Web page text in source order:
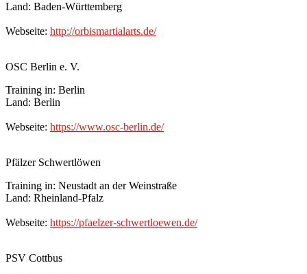
Land: Baden-Württemberg
Webseite: http://orbismartialarts.de/
OSC Berlin e. V.
Training in: Berlin
Land: Berlin
Webseite: https://www.osc-berlin.de/
Pfälzer Schwertlöwen
Training in: Neustadt an der Weinstraße
Land: Rheinland-Pfalz
Webseite: https://pfaelzer-schwertloewen.de/
PSV Cottbus